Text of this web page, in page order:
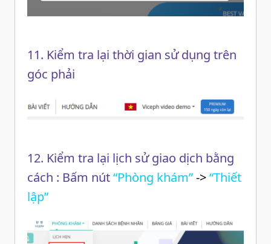
11. Kiểm tra lại thời gian sử dụng trên
góc phải
12. Kiểm tra lại lịch sử giao dịch bằng
cách : Bấm nút“Phòng khám”->“Thiết
lập”